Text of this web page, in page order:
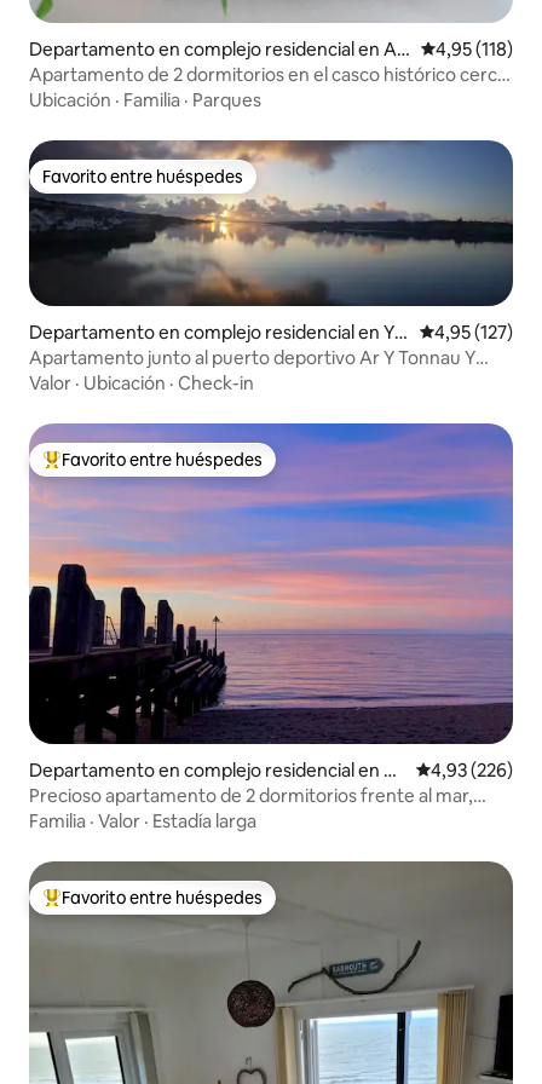
Departamento en complejo residencial en Ab
erystwyth
Calificación
4,95 (118)
Apartamento de 2 dormitorios en el casco histórico cerca
de las playas
Ubicación · Familia · Parques
Favorito entre huéspedes
Favorito entre huéspedes
Departamento en complejo residencial en Y F
elinheli
Calificación
4,95 (127)
Apartamento junto al puerto deportivo Ar Y Tonnau Y
Felinheli
Valor · Ubicación · Check-in
Favorito entre los huéspedes más destacados
Favorito entre huéspedes
Departamento en complejo residencial en A
berystwyth
Calificación
4,93 (226)
Precioso apartamento de 2 dormitorios frente al mar,
Aberystwyth
Familia · Valor · Estadía larga
Favorito entre los huéspedes más destacados
Favorito entre huéspedes